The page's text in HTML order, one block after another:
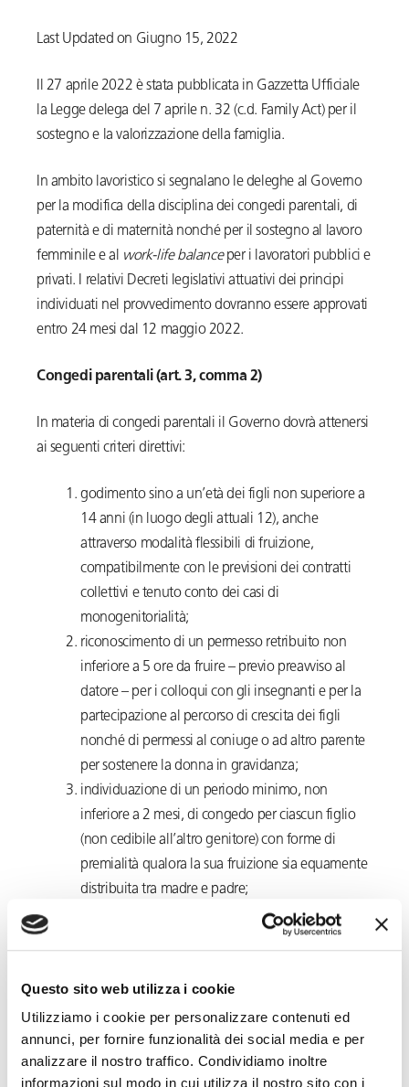
Questo sito web utilizza i cookie
Utilizziamo i cookie per personalizzare contenuti ed
annunci, per fornire funzionalità dei social media e per
analizzare il nostro traffico. Condividiamo inoltre
informazioni sul modo in cui utilizza il nostro sito con i
Last Updated on Giugno 15, 2022
Il 27 aprile 2022 è stata pubblicata in Gazzetta Ufficiale
la Legge delega del 7 aprile n. 32 (c.d. Family Act) per il
sostegno e la valorizzazione della famiglia.
In ambito lavoristico si segnalano le deleghe al Governo
per la modifica della disciplina dei congedi parentali, di
paternità e di maternità nonché per il sostegno al lavoro
femminile e al
work-life balanceper i lavoratori pubblici e
privati. I relativi Decreti legislativi attuativi dei principi
individuati nel provvedimento dovranno essere approvati
entro 24 mesi dal 12 maggio 2022.
Congedi parentali (art. 3, comma 2)
In materia di congedi parentali il Governo dovrà attenersi
ai seguenti criteri direttivi:
godimento sino a un’età dei figli non superiore a
14 anni (in luogo degli attuali 12), anche
attraverso modalità flessibili di fruizione,
compatibilmente con le previsioni dei contratti
collettivi e tenuto conto dei casi di
monogenitorialità;
riconoscimento di un permesso retribuito non
inferiore a 5 ore da fruire – previo preavviso al
datore – per i colloqui con gli insegnanti e per la
partecipazione al percorso di crescita dei figli
nonché di permessi al coniuge o ad altro parente
per sostenere la donna in gravidanza;
individuazione di un periodo minimo, non
inferiore a 2 mesi, di congedo per ciascun figlio
(non cedibile all’altro genitore) con forme di
premialità qualora la sua fruizione sia equamente
distribuita tra madre e padre;
estensione della disciplina in questione anche ai
lavoratori autonomi e ai liberi professionisti.
Congedi di paternità e di maternità (art. 3 comma 3)
Sono fissati criteri ad hoc
per incentivare la
partecipazione dei padri nella vita dei figli prevedendo
che: